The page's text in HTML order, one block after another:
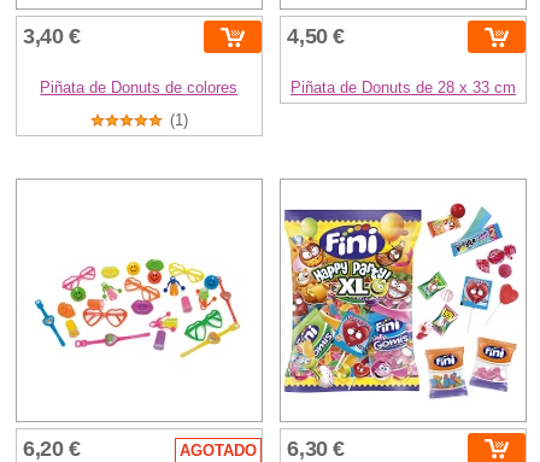
3,40 €
Piñata de Donuts de colores
(1)
4,50 €
Piñata de Donuts de 28 x 33 cm
6,20 € AGOTADO 6,30 €